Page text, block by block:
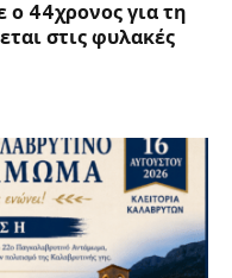
44χρονος για τη
στις φυλακές